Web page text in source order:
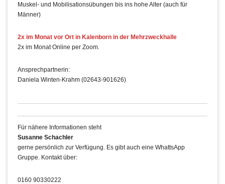
Muskel- und Mobilisationsübungen bis ins hohe Alter (auch für
Männer)
2x im Monat vor Ort in Kalenborn in der Mehrzweckhalle
2x im Monat Online per Zoom.
Ansprechpartnerin:
Daniela Winten-Krahm (02643-901626)
Für nähere Informationen steht
Susanne Schachler
gerne persönlich zur Verfügung. Es gibt auch eine WhattsApp
Gruppe. Kontakt über:
0160 90330222